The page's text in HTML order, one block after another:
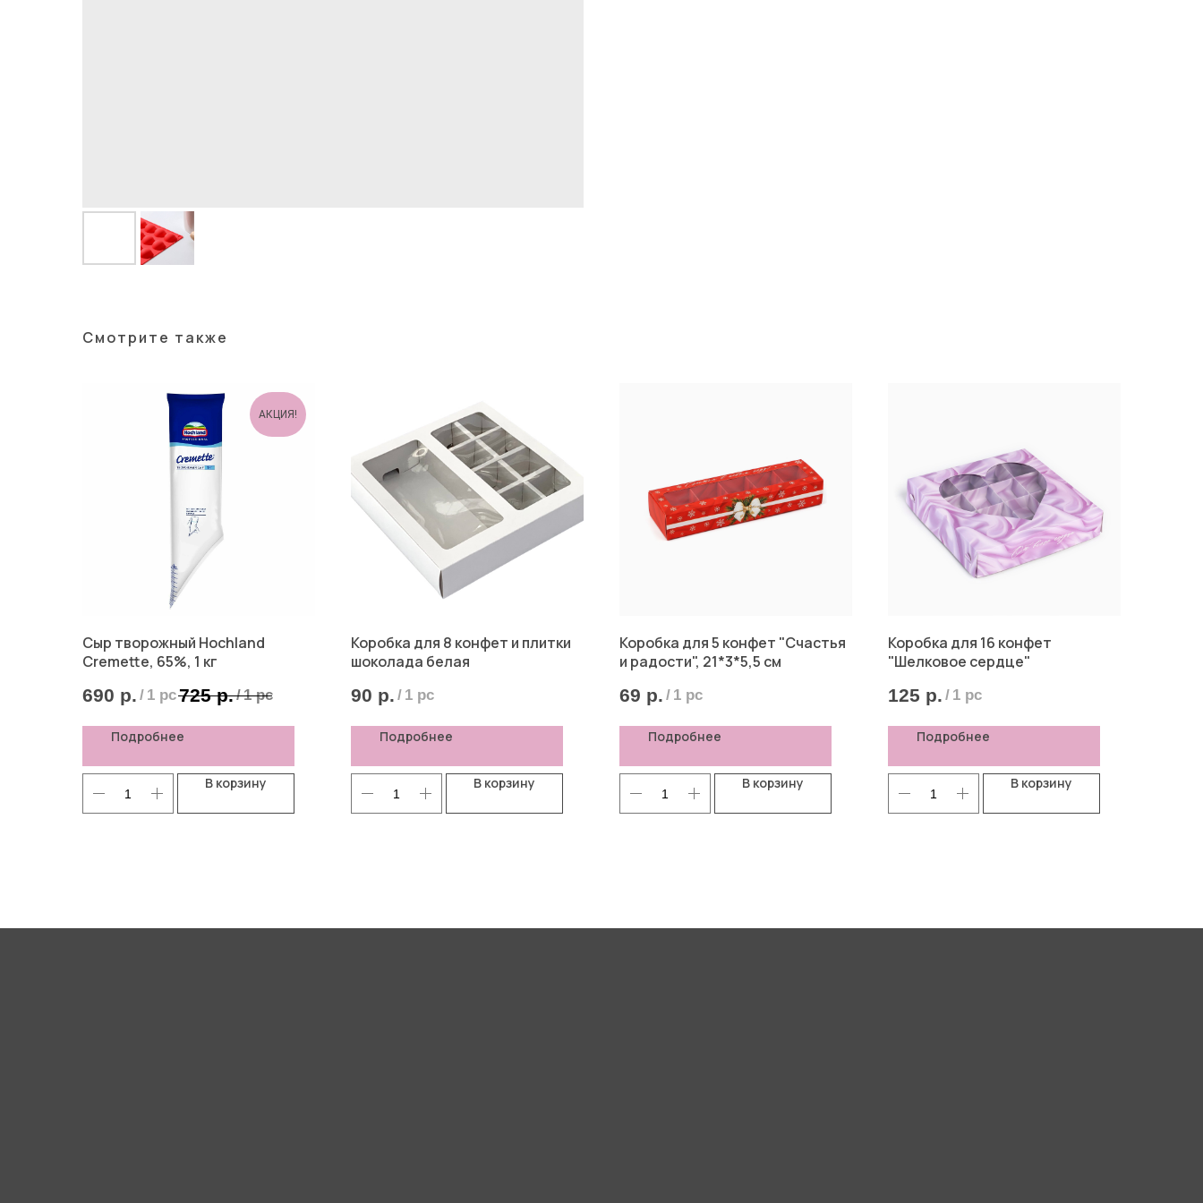
Смотрите также
АКЦИЯ!
Сыр творожный Hochland
Cremette, 65%, 1 кг
690 р. / 1 pc725 р./1 pc
Подробнее
В корзину
Коробка для 8 конфет и плитки
шоколада белая
90 р. / 1 pc
Подробнее
В корзину
Коробка для 5 конфет "Счастья
и радости", 21*3*5,5 см
69 р. / 1 pc
Подробнее
В корзину
Коробка для 16 конфет
"Шелковое сердце"
125 р. / 1 pc
Подробнее
В корзину